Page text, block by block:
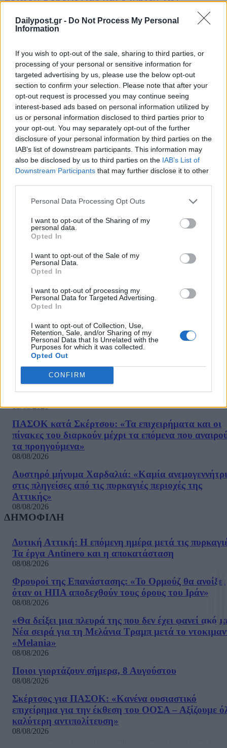
Dailypost.gr - Do Not Process My Personal
Information
If you wish to opt-out of the sale, sharing to third parties, or
processing of your personal or sensitive information for
targeted advertising by us, please use the below opt-out
section to confirm your selection. Please note that after your
opt-out request is processed you may continue seeing
interest-based ads based on personal information utilized by
us or personal information disclosed to third parties prior to
your opt-out. You may separately opt-out of the further
disclosure of your personal information by third parties on the
IAB’s list of downstream participants. This information may
also be disclosed by us to third parties on the IAB’s List of
Downstream Participants that may further disclose it to other
Personal Data Processing Opt Outs
I want to opt-out of the Sharing of my
personal data.
Opted In
I want to opt-out of the Sale of my
Personal Data.
Opted In
I want to opt-out of processing my
Personal Data for Targeted Advertising.
Opted In
I want to opt-out of Collection, Use,
Retention, Sale, and/or Sharing of my
Personal Data that Is Unrelated with the
Purposes for which it was collected.
Opted Out
CONFIRM
27/08/2019
τον πρόεδρο της Ελληνικής Συνομοσπονδίας Εμπορίου και
Επιχειρηματικότητας (ΕΣΕΕ) κ. Γιώργο Καρανίκα, καθώς και με
μέλη του Διοικητικού της Συμβουλίου. Σύμφωνα με το in.gr, στη
συνάντηση υπήρξε κοινή βούληση για επεξεργασία πολιτικών...
ΡΟΗ ΕΙΔΗΣΕΩΝ
Φρουροί της Επανάστασης: «Το Ορμούζ θα ανοίξει
όταν οι ΗΠΑ αποδεχθούν τους όρους του Ιράν»
08/08/2026
Νέο πλήγμα για το κόμμα Καρυστιανού: Αποχωρεί
Νίκος Μπρουτζάκης – Καταγγέλει αυθαιρεσία και
φίμωση
08/08/2026
«Θα δείξει μια πλευρά της που δεν έχει φανεί
Νέα σειρά για τη Μελάνια Τραμπ μετά το
«Melania»
08/08/2026
Σκέρτσος για ΠΑΣΟΚ: «Κανένα ουσιαστικό
καλύτερη αντιπολίτευση»
08/08/2026
Στις 2 Σεπτεμβρίου η παρουσίαση του οικονομικού
προγράμματος της ΕΛΑΣ – Τι περιλαμβάνει το
08/08/2026
ΠΑΣΟΚ κατά Σκέρτσου: «Τα επιχειρήματα και οι
πίνακες του διαρκούν μέχρι τα επόμενα που
τα προηγούμενα»
08/08/2026
Αυστηρό μήνυμα Χαρδαλιά: «Καμία
στις πληγείσες από τις πυρκαγιές περιοχές της
Αττικής»
08/08/2026
ΔΗΜΟΦΙΛΗ
Δυτική Αττική: Η επόμενη ημέρα μετά τις
Τα έργα Antinero και η αποκατάσταση
08/08/2026
Φρουροί της Επανάστασης: «Το Ορμούζ θα ανοίξει
όταν οι ΗΠΑ αποδεχθούν τους όρους του Ιράν»
08/08/2026
«Θα δείξει μια πλευρά της που δεν έχει φανεί
Νέα σειρά για τη Μελάνια Τραμπ μετά το
«Melania»
08/08/2026
Ποιοι γιορτάζουν σήμερα, 8 Αυγούστου
08/08/2026
Σκέρτσος για ΠΑΣΟΚ: «Κανένα ουσιαστικό
επιχείρημα για την έκθεση του ΟΟΣΑ – Αξίζουμε
καλύτερη αντιπολίτευση»
08/08/2026